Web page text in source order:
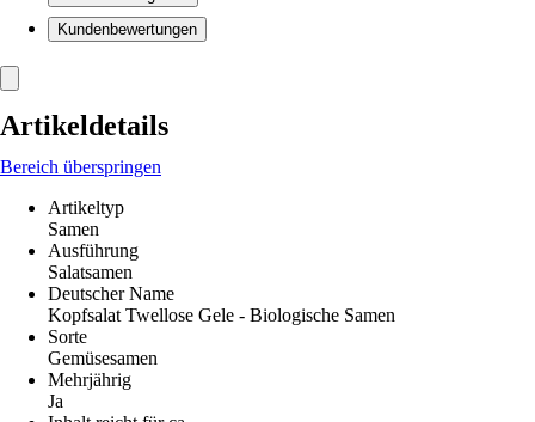
Kundenbewertungen
Artikeldetails
Bereich überspringen
Artikeltyp
Samen
Ausführung
Salatsamen
Deutscher Name
Kopfsalat Twellose Gele - Biologische Samen
Sorte
Gemüsesamen
Mehrjährig
Ja